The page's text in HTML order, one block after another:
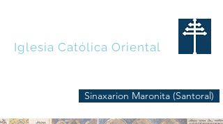
Iglesia Católica Oriental
Sinaxarion Maronita (Santoral)